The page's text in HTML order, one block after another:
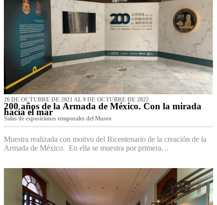
26 DE OCTUBRE DE 2021 AL 9 DE OCTUBRE DE 2022
200 años de la Armada de México. Con la mirada
hacia el mar
Salas de exposiciones temporales del Museo‌
Muestra realizada con motivo del Bicentenario de la creación de la
Armada de México. En ella se muestra por primera…